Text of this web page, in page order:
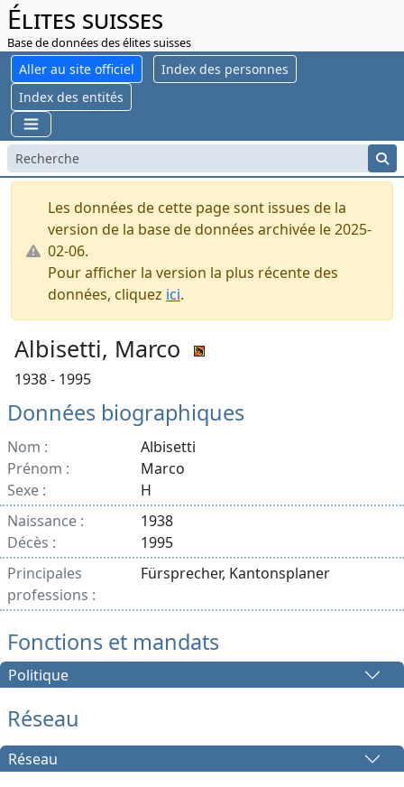
Élites suisses
Base de données des élites suisses
Aller au site officiel
Index des personnes
Index des entités
Les données de cette page sont issues de la
version de la base de données archivée le 2025-
02-06.
Pour afficher la version la plus récente des
données, cliquez ici.
Albisetti, Marco
1938 - 1995
Données biographiques
Nom :
Albisetti
Prénom :
Marco
Sexe :
H
Naissance :
1938
Décès :
1995
Principales
professions :
Fürsprecher, Kantonsplaner
Fonctions et mandats
Politique
Réseau
Réseau